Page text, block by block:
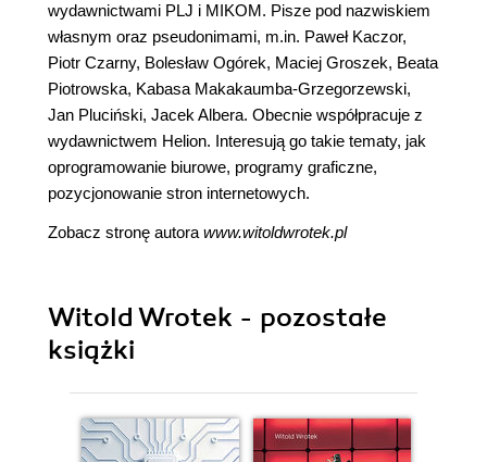
wydawnictwami PLJ i MIKOM. Pisze pod nazwiskiem
własnym oraz pseudonimami, m.in. Paweł Kaczor,
Piotr Czarny, Bolesław Ogórek, Maciej Groszek, Beata
Piotrowska, Kabasa Makakaumba-Grzegorzewski,
Jan Pluciński, Jacek Albera. Obecnie współpracuje z
wydawnictwem Helion. Interesują go takie tematy, jak
oprogramowanie biurowe, programy graficzne,
pozycjonowanie stron internetowych.
Zobacz stronę autora www.witoldwrotek.pl
Witold Wrotek - pozostałe
książki